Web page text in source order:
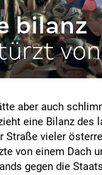
bilanz
aber auch
eine Bilanz des
Straße vieler
von einem Dach
gegen die